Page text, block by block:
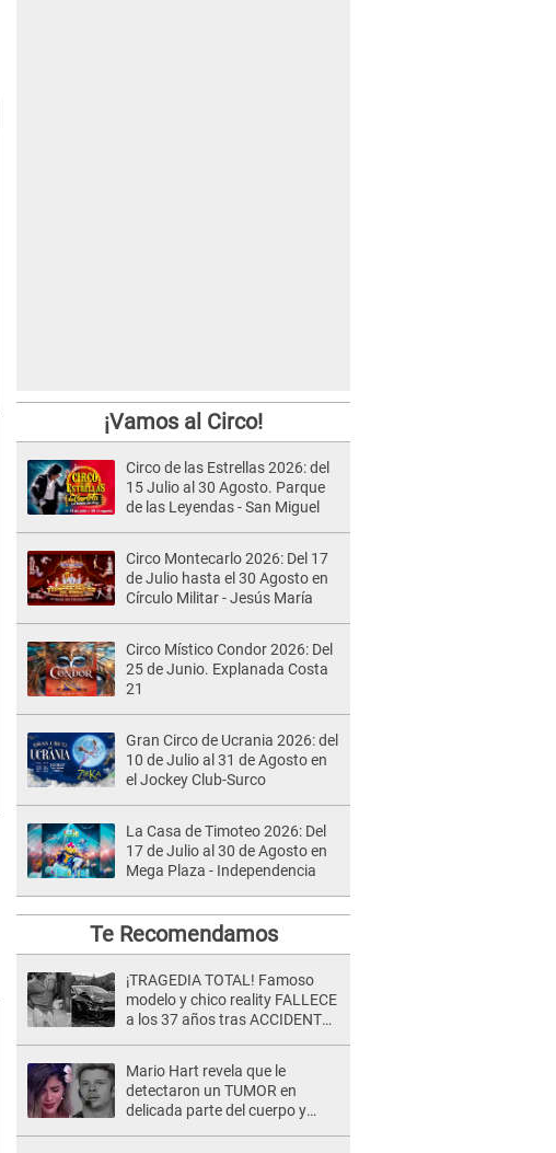
¡Vamos al Circo!
Circo de las Estrellas 2026: del
15 Julio al 30 Agosto. Parque
de las Leyendas - San Miguel
Circo Montecarlo 2026: Del 17
de Julio hasta el 30 Agosto en
Círculo Militar - Jesús María
Circo Místico Condor 2026: Del
25 de Junio. Explanada Costa
21
Gran Circo de Ucrania 2026: del
10 de Julio al 31 de Agosto en
el Jockey Club-Surco
La Casa de Timoteo 2026: Del
17 de Julio al 30 de Agosto en
Mega Plaza - Independencia
Te Recomendamos
¡TRAGEDIA TOTAL! Famoso
modelo y chico reality FALLECE
a los 37 años tras ACCIDENTE
Mario Hart revela que le
detectaron un TUMOR en
delicada parte del cuerpo y